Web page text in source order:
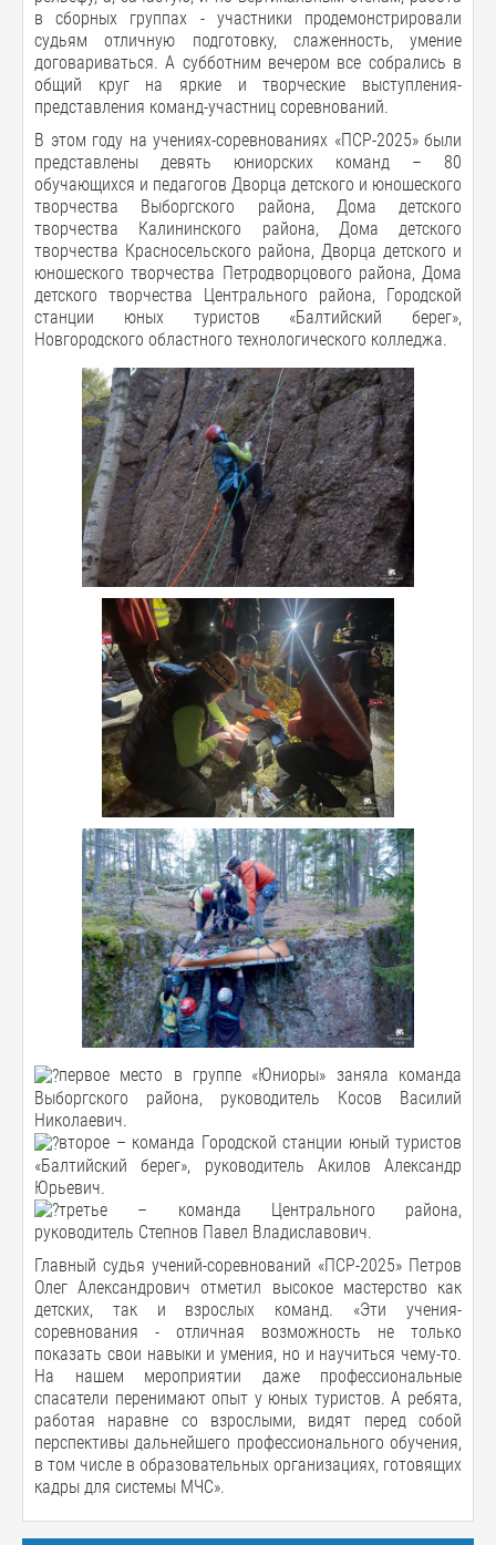
в сборных группах - участники продемонстрировали
судьям отличную подготовку, слаженность, умение
договариваться. А субботним вечером все собрались в
общий круг на яркие и творческие выступления-
представления команд-участниц соревнований.
В этом году на учениях-соревнованиях «ПСР-2025» были
представлены девять юниорских команд – 80
обучающихся и педагогов Дворца детского и юношеского
творчества Выборгского района, Дома детского
творчества Калининского района, Дома детского
творчества Красносельского района, Дворца детского и
юношеского творчества Петродворцового района, Дома
детского творчества Центрального района, Городской
станции юных туристов «Балтийский берег»,
Новгородского областного технологического колледжа.
первое место в группе «Юниоры» заняла команда
Выборгского района, руководитель Косов Василий
Николаевич.
второе – команда Городской станции юный туристов
«Балтийский берег», руководитель Акилов Александр
Юрьевич.
третье – команда Центрального района,
руководитель Степнов Павел Владиславович.
Главный судья учений-соревнований «ПСР-2025» Петров
Олег Александрович отметил высокое мастерство как
детских, так и взрослых команд. «Эти учения-
соревнования - отличная возможность не только
показать свои навыки и умения, но и научиться чему-то.
На нашем мероприятии даже профессиональные
спасатели перенимают опыт у юных туристов. А ребята,
работая наравне со взрослыми, видят перед собой
перспективы дальнейшего профессионального обучения,
в том числе в образовательных организациях, готовящих
кадры для системы МЧС».